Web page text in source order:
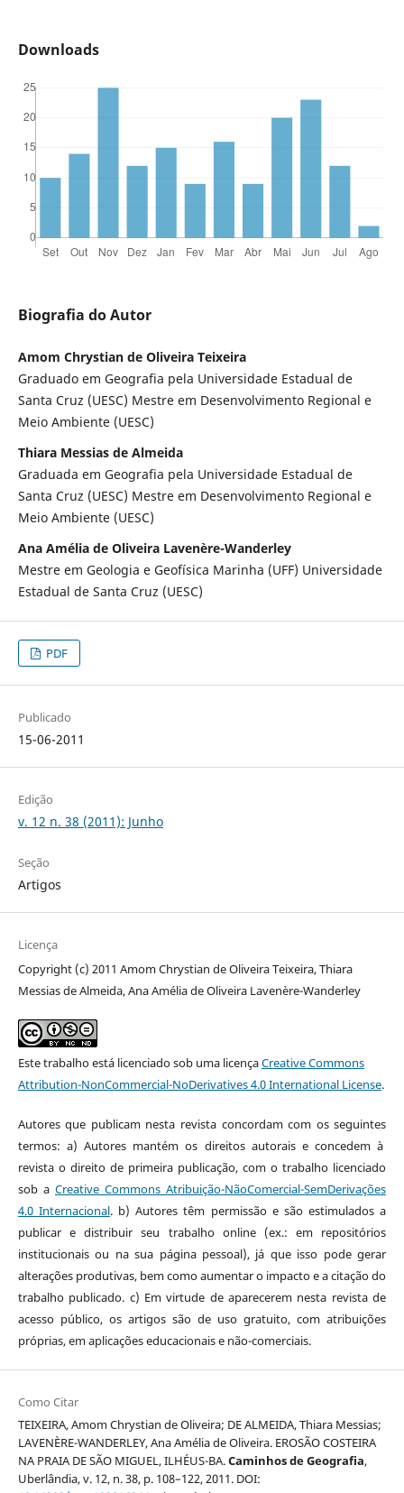
Downloads
Biografia do Autor
Amom Chrystian de Oliveira Teixeira
Graduado em Geografia pela Universidade Estadual de
Santa Cruz (UESC) Mestre em Desenvolvimento Regional e
Meio Ambiente (UESC)
Thiara Messias de Almeida
Graduada em Geografia pela Universidade Estadual de
Santa Cruz (UESC) Mestre em Desenvolvimento Regional e
Meio Ambiente (UESC)
Ana Amélia de Oliveira Lavenère-Wanderley
Mestre em Geologia e Geofísica Marinha (UFF) Universidade
Estadual de Santa Cruz (UESC)
PDF
Publicado
15-06-2011
Edição
v. 12 n. 38 (2011): Junho
Seção
Artigos
Licença
Copyright (c) 2011 Amom Chrystian de Oliveira Teixeira, Thiara
Messias de Almeida, Ana Amélia de Oliveira Lavenère-Wanderley
Este trabalho está licenciado sob uma licençaCreative Commons
Attribution-NonCommercial-NoDerivatives 4.0 International License.
Autores que publicam nesta revista concordam com os seguintes
termos: a) Autores mantém os direitos autorais e concedem à
revista o direito de primeira publicação, com o trabalho licenciado
sob a Creative Commons Atribuição-NãoComercial-SemDerivações
4.0 Internacional. b) Autores têm permissão e são estimulados a
publicar e distribuir seu trabalho online (ex.: em repositórios
institucionais ou na sua página pessoal), já que isso pode gerar
alterações produtivas, bem como aumentar o impacto e a citação do
trabalho publicado. c) Em virtude de aparecerem nesta revista de
acesso público, os artigos são de uso gratuito, com atribuições
próprias, em aplicações educacionais e não-comerciais.
Como Citar
TEIXEIRA, Amom Chrystian de Oliveira; DE ALMEIDA, Thiara Messias;
LAVENÈRE-WANDERLEY, Ana Amélia de Oliveira. EROSÃO COSTEIRA
NA PRAIA DE SÃO MIGUEL, ILHÉUS-BA.Caminhos de Geografia,
Uberlândia, v. 12, n. 38, p. 108–122, 2011. DOI: